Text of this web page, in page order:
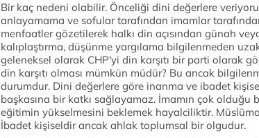
Bir kaç nedeni olabilir. Önceliği dini değerlere
anlayamama ve sofular tarafından imamlar
menfaatler gözetilerek halkı din açısından günah
kalıplaştırma, düşünme yargılama bilgilenmeden
geleneksel olarak CHP'yi din karşıtı bir parti olarak
din karşıtı olması mümkün müdür? Bu ancak
durumdur. Dini değerlere göre inanma ve ibadet
başkasına bir katkı sağlayamaz. İmamın çok
eğitimin yükselmesini beklemek hayalciliktir.
İbadet kişiseldir ancak ahlak toplumsal bir olgudur.